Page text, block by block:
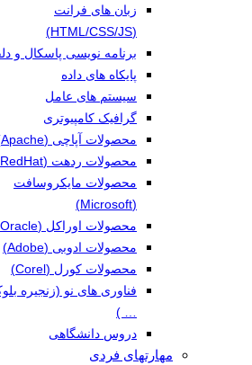
زبان های فرانت
(HTML/CSS/JS)
برنامه نویسی پاسکال و
پایکاه های داده
سیستم های عامل
گرافیک کامپیوتری
محصولات آپاچی (Apache)
محصولات ردهت (RedHat)
محصولات مایکروسافت
(Microsoft)
محصولات اوراکل (Oracle)
محصولات ادوبی (Adobe)
محصولات کورل (Corel)
فناوری های نو (زنجیره
… )
دروس دانشگاهی
مهارتهای فردی